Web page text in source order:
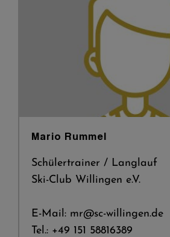
Mario Rummel
Schülertrainer / Langlauf
Ski-Club Willingen e.V.
E-Mail: mr@sc-willingen.de
Tel.: +49 151 58816389